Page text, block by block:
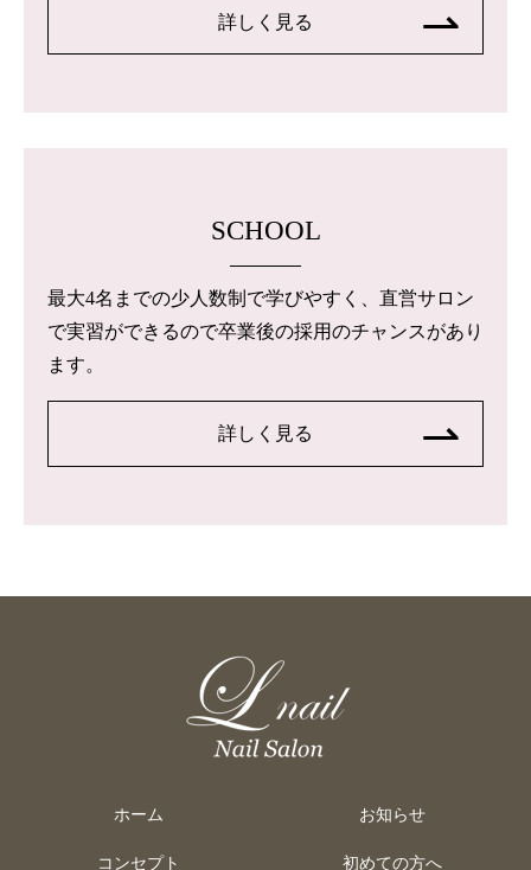
詳しく見る
SCHOOL
最大4名までの少人数制で学びやすく、直営サロン
で実習ができるので卒業後の採用のチャンスがあり
ます。
詳しく見る
ホーム
コンセプト
お知らせ
初めての方へ